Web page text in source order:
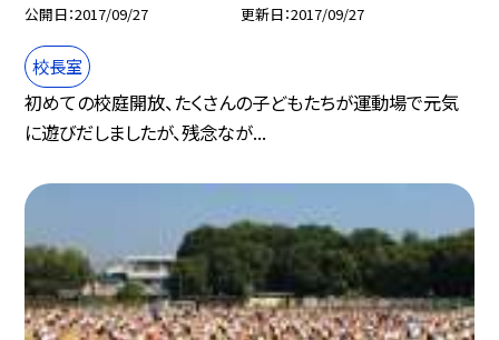
公開日 2017/09/27 更新日 2017/09/27
校長室
初めての校庭開放、たくさんの子どもたちが運動場で元気
に遊びだしましたが、残念なが...